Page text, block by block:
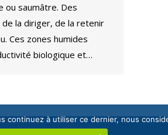
ou saumâtre. Des
la diriger, de la retenir
Ces zones humides
biologique et…
à utiliser ce dernier, nous